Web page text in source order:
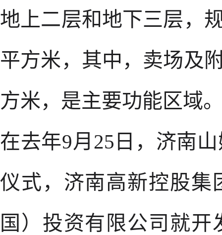
地上二层和地下三层，
平方米，其中，卖场及
方米，是主要功能区域
在去年9月25日，济南
仪式，济南高新控股集
国）投资有限公司就